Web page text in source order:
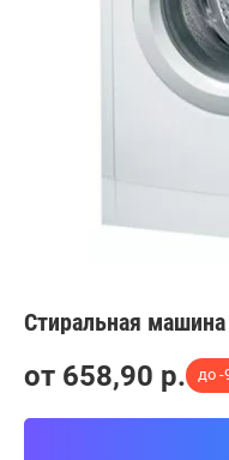
Стиральная
от 658,90 p. до -